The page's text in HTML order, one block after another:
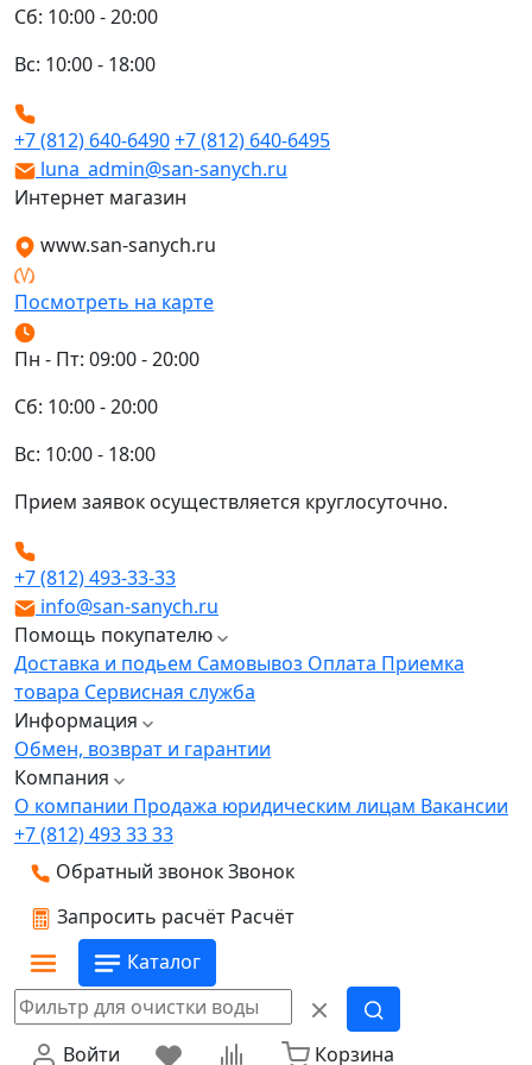
Сб: 10:00 - 20:00
Вс: 10:00 - 18:00
+7 (812) 640-6490+7 (812) 640-6495
luna_admin@san-sanych.ru
Интернет магазин
www.san-sanych.ru
Посмотреть на карте
Пн - Пт: 09:00 - 20:00
Сб: 10:00 - 20:00
Вс: 10:00 - 18:00
Прием заявок осуществляется круглосуточно.
+7 (812) 493-33-33
info@san-sanych.ru
Помощь покупателю
Доставка и подьем Самовывоз Оплата Приемка
товара Сервисная служба
Информация
Обмен, возврат и гарантии
Компания
О компании Продажа юридическим лицам Вакансии
+7 (812) 493 33 33
Обратный звонокЗвонок
Запросить расчёт Расчёт
Каталог
Войти Корзина